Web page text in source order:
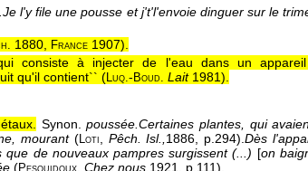
Je l'y file une pousse et j't'l'envoie dinguer sur le
1880, France 1907).
consiste à injecter de l'eau dans un
qu'il contient`` (Luq.- Boud. Lait1981).
Synon.poussée.Certaines plantes, qui
mourant(Loti, Pêch. Isl.,1886, p.294).Dès
de nouveaux pampres surgissent (...) [on
( , Chez nous,1921, p.111).